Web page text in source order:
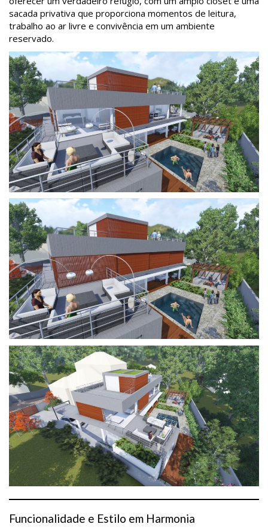
sacada privativa que proporciona momentos de leitura,
trabalho ao ar livre e convivência em um ambiente
reservado.
Funcionalidade e Estilo em Harmonia